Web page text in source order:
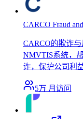
CARCO Fraud
CARCO的欺诈
NMVTIS系统，
诈，保护公司利
5万 月访问